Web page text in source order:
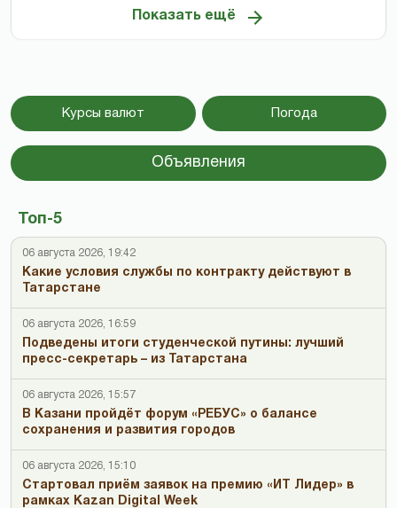
Показать ещё
Курсы валют Погода
Объявления
Топ-5
06 августа 2026, 19:42
Какие условия службы по контракту действуют в
Татарстане
06 августа 2026, 16:59
Подведены итоги студенческой путины: лучший
пресс-секретарь – из Татарстана
06 августа 2026, 15:57
В Казани пройдёт форум «РЕБУС» о балансе
сохранения и развития городов
06 августа 2026, 15:10
Стартовал приём заявок на премию «ИТ Лидер» в
рамках Kazan Digital Week